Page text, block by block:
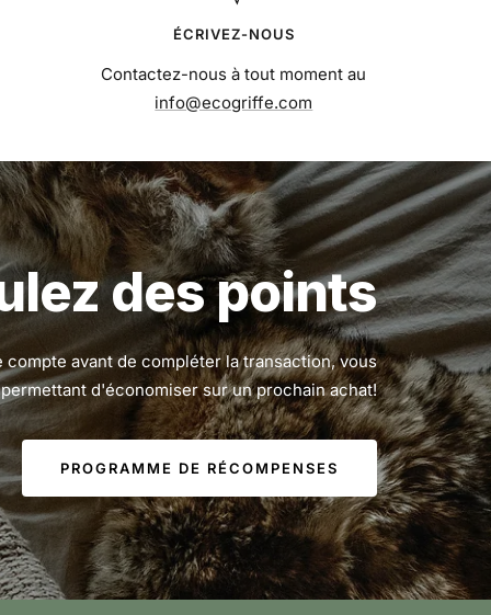
ÉCRIVEZ-NOUS
Contactez-nous à tout moment au
info@ecogriffe.com
des points
avant de compléter la transaction, vous
d'économiser sur un prochain achat!
PROGRAMME DE RÉCOMPENSES